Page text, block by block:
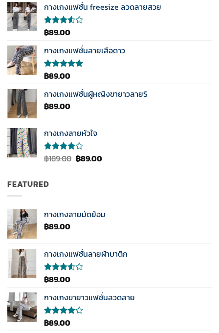
กางเกงแฟชั่น freesize ลวดลายสวย
ให้
ตั้งแต่
1-5
฿89.00
กางเกงแฟชั่นลายเสือดาว
ให้คะแนน
คะแนน
฿89.00
กางเกงแฟชั่นผู้หญิงขายาวลายS
฿89.00
กางเกงลายหัวใจ
ให้
ตั้งแต่ 1-
5
฿189.00 Original
฿89.00Current
FEATURED
กางเกงลายมัดย้อม
฿89.00
กางเกงแฟชั่นลายผ้าบาติก
ให้
3.50
ตั้งแต่
1-5
คะแนน
฿89.00
กางเกงขายาวแฟชั่นลวดลาย
ให้
฿89.00